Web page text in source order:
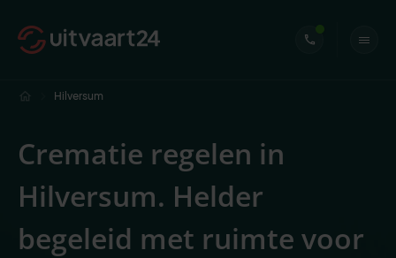
Hilversum
Crematie regelen in
Hilversum. Helder
begeleid met ruimte voor